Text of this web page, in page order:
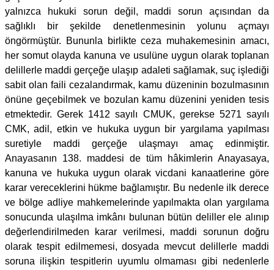
yalnızca hukuki sorun değil, maddi sorun açısından da
sağlıklı bir şekilde denetlenmesinin yolunu açmayı
öngörmüştür. Bununla birlikte ceza muhakemesinin amacı,
her somut olayda kanuna ve usulüne uygun olarak toplanan
delillerle maddi gerçeğe ulaşıp adaleti sağlamak, suç işlediği
sabit olan faili cezalandırmak, kamu düzeninin bozulmasının
önüne geçebilmek ve bozulan kamu düzenini yeniden tesis
etmektedir. Gerek 1412 sayılı CMUK, gerekse 5271 sayılı
CMK, adil, etkin ve hukuka uygun bir yargılama yapılması
suretiyle maddi gerçeğe ulaşmayı amaç edinmiştir.
Anayasanın 138. maddesi de tüm hâkimlerin Anayasaya,
kanuna ve hukuka uygun olarak vicdani kanaatlerine göre
karar vereceklerini hükme bağlamıştır. Bu nedenle ilk derece
ve bölge adliye mahkemelerinde yapılmakta olan yargılama
sonucunda ulaşılma imkânı bulunan bütün deliller ele alınıp
değerlendirilmeden karar verilmesi, maddi sorunun doğru
olarak tespit edilmemesi, dosyada mevcut delillerle maddi
soruna ilişkin tespitlerin uyumlu olmaması gibi nedenlerle